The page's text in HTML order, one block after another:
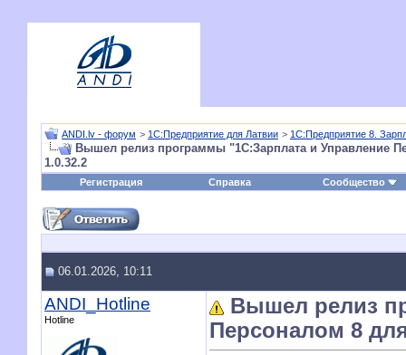
ANDI.lv - форум > 1С:Предприятие для Латвии > 1С:Предприятие 8.
Вышел релиз программы "1С:Зарплата и Управление
1.0.32.2
Регистрация Справка Сообщество
06.01.2026, 10:11
ANDI_Hotline
Hotline
Вышел релиз
Персоналом 8